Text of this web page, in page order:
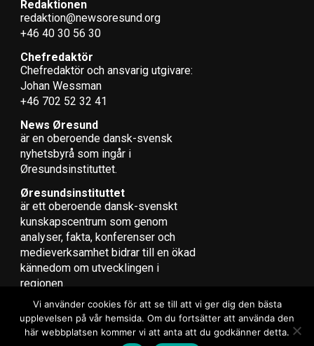
Redaktionen
redaktion@newsoresund.org
+46 40 30 56 30
Chefredaktör
Chefredaktör och ansvarig utgivare:
Johan Wessman
+46 702 52 32 41
News Øresund
är en oberoende dansk-svensk
nyhets­byrå som ingår i
Øresundsinstituttet.
Øresundsinstituttet
är ett oberoende dansk-svenskt
kunskapscentrum som genom
analyser, fakta, konferenser och
medieverksamhet bidrar till en ökad
kännedom om utvecklingen i
regionen.
Copyright © 2017 Zox News Theme. Theme by MVP Themes, powered
Vi använder cookies för att se till att vi ger dig den bästa
upplevelsen på vår hemsida. Om du fortsätter att använda den
här webbplatsen kommer vi att anta att du godkänner detta.